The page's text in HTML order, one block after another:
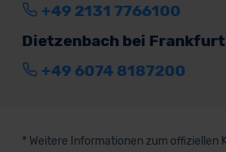
+49 2131 7766100
Dietzenbach bei Frankfurt
+49 6074 8187200
* Weitere Informationen zum